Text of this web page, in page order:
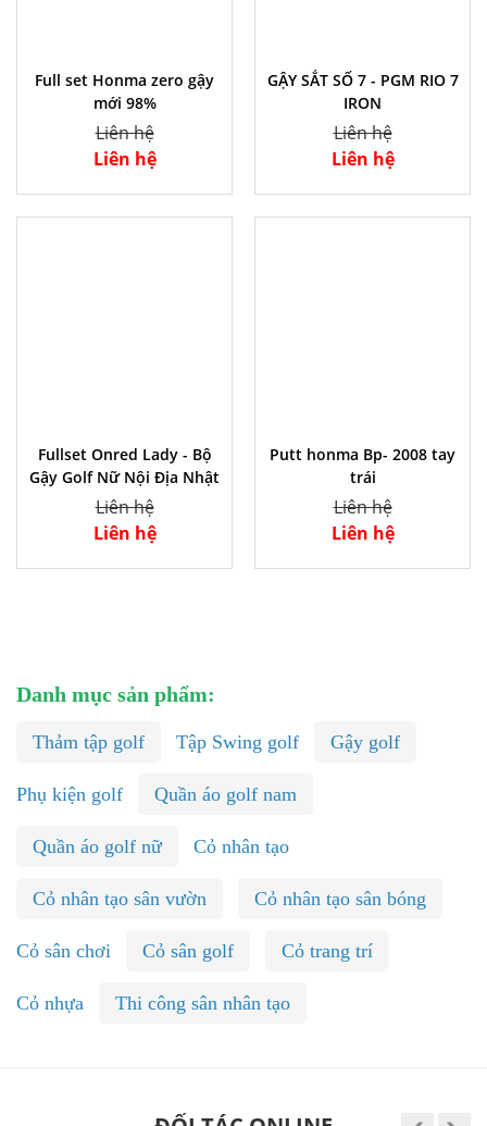
Full set Honma zero gậy
mới 98%
Liên hệ
Liên hệ
GẬY SẮT SỐ 7 - PGM RIO 7
IRON
Liên hệ
Liên hệ
Fullset Onred Lady - Bộ
Gậy Golf Nữ Nội Địa Nhật
Liên hệ
Liên hệ
Putt honma Bp- 2008 tay
trái
Liên hệ
Liên hệ
Danh mục sản phẩm:
Thảm tập golf Tập Swing golf Gậy golf
Phụ kiện golf Quần áo golf nam
Quần áo golf nữ Cỏ nhân tạo
Cỏ nhân tạo sân vườn Cỏ nhân tạo sân bóng
Cỏ sân chơi Cỏ sân golf Cỏ trang trí
Cỏ nhựa Thi công sân nhân tạo